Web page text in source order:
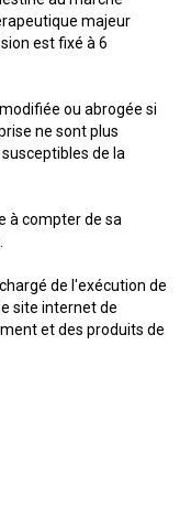
majeur
est fixé à 6
ou abrogée si
ne sont plus
de la
à compter de sa
de l'exécution de
site internet de
et des produits de